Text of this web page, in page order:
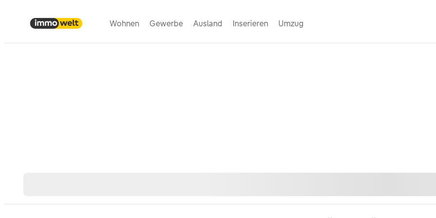
Wohnen Gewerbe Ausland Inserieren Umzug